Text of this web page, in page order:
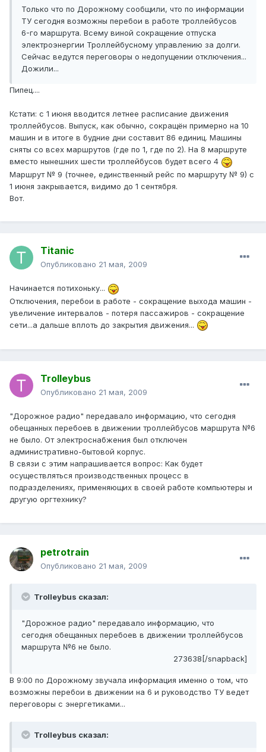
Только что по Дорожному сообщили, что по информации
ТУ сегодня возможны перебои в работе троллейбусов
6-го маршрута. Всему виной сокращение отпуска
электроэнергии Троллейбусному управлению за долги.
Сейчас ведутся переговоры о недопущении отключения...
Дожили...
Пипец....
Кстати: с 1 июня вводится летнее расписание движения
троллейбусов. Выпуск, как обычно, сокращён примерно на 10
машин и в итоге в будние дни составит 86 единиц. Машины
сняты со всех маршрутов (где по 1, где по 2). На 8 маршруте
вместо нынешних шести троллейбусов будет всего 4
Маршрут № 9 (точнее, единственный рейс по маршруту № 9) с
1 июня закрывается, видимо до 1 сентября.
Вот.
Titanic
Опубликовано 21 мая, 2009
Начинается потихоньку...
Отключения, перебои в работе - сокращение выхода машин -
увеличение интервалов - потеря пассажиров - сокращение
сети...а дальше вплоть до закрытия движения...
Trolleybus
Опубликовано 21 мая, 2009
"Дорожное радио" передавало информацию, что сегодня
обещанных перебоев в движении троллейбусов маршрута №6
не было. От электроснабжения был отключен
административно-бытовой корпус.
В связи с этим напрашивается вопрос: Как будет
осуществляться производственных процесс в
подразделениях, применяющих в своей работе компьютеры и
другую оргтехнику?
petrotrain
Опубликовано 21 мая, 2009
Trolleybus сказал:
"Дорожное радио" передавало информацию, что
сегодня обещанных перебоев в движении троллейбусов
маршрута №6 не было.
273638[/snapback]
В 9:00 по Дорожному звучала информация именно о том, что
возможны перебои в движении на 6 и руководство ТУ ведет
переговоры с энергетиками...
Trolleybus сказал: